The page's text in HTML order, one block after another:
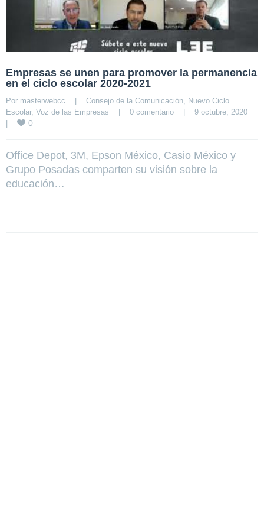
Empresas se unen para promover la permanencia
en el ciclo escolar 2020-2021
Por masterwebcc Consejo de la Comunicación, Nuevo Ciclo
Escolar, Voz de las Empresas 0 comentario
0
Office Depot, 3M, Epson México, Casio México y
Grupo Posadas comparten su visión sobre la
educación…